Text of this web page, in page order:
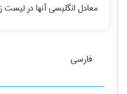
معادل انگلیسی آنها در
فارسی